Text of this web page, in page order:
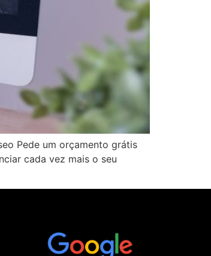
Pede um orçamento grátis
cada vez mais o seu